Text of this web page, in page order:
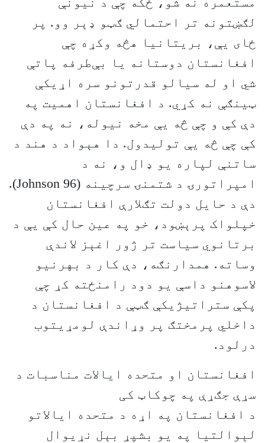
لګښتونه تر احتمالي ګټو ډېر وو. پر
ځای یې، بریتانیا هڅه وکړه چې
افغانستان دوستانه یا بې‌طرفه پاتې
شي او له سیالو قدرتونو سره اړیکې
ټینګې نه کړي. د افغانستان اهمیت په
دې کې و چې څه یې مخه نیوله، نه په دې
کې چې څه یې تولیدول. دا هېواد د هند د
ساتنې لپاره یو ډال و، نه د
امپراتورۍ د شتمنۍ سرچینه (Johnson 96).
دې د حایل دولت تګلارې افغانستان
خپلواک پرېښود، خو په عین حال کې یې د
برتانوي سیاست تر ژور اغېز لاندې
وساته. همدارنګه، دې کار د بهرنیو
لاسوهنو داسې یو دود رامنځته کړ چې
پکې ستراتیژیکې ګټې د افغانستان د
داخلي پرمختګ پر وړاندې لومړیتوب
درلود.
افغانستان او متحده ایالات مناسبات د
سړې جګړې په چوکاټ کی
د افغانستان په اړه د متحده ایالاتو
لېوالتیا په یو بشپړ بېل نړیوال